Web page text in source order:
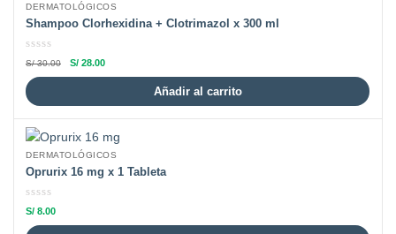
DERMATOLÓGICOS
Shampoo Clorhexidina + Clotrimazol x 300 ml
S/30.00 S/ 28.00
Añadir al carrito
DERMATOLÓGICOS
Oprurix 16 mg x 1 Tableta
S/ 8.00